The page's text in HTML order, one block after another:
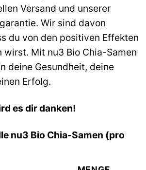
Versand und unserer
Wir sind davon
du von den positiven Effekten
Mit nu3 Bio Chia-Samen
deine Gesundheit, deine
Erfolg.
es dir danken!
nu3 Bio Chia-Samen (pro